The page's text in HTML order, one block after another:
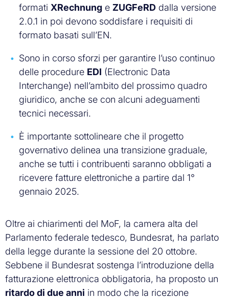
formati XRechnung e ZUGFeRD dalla versione
2.0.1 in poi devono soddisfare i requisiti di
formato basati sull’EN.
Sono in corso sforzi per garantire l’uso continuo
delle procedure EDI (Electronic Data
Interchange) nell’ambito del prossimo quadro
giuridico, anche se con alcuni adeguamenti
tecnici necessari.
È importante sottolineare che il progetto
governativo delinea una transizione graduale,
anche se tutti i contribuenti saranno obbligati a
ricevere fatture elettroniche a partire dal 1°
gennaio 2025.
Oltre ai chiarimenti del MoF, la camera alta del
Parlamento federale tedesco, Bundesrat, ha parlato
della legge durante la sessione del 20 ottobre.
Sebbene il Bundesrat sostenga l’introduzione della
fatturazione elettronica obbligatoria, ha proposto un
ritardo di due anni in modo che la ricezione